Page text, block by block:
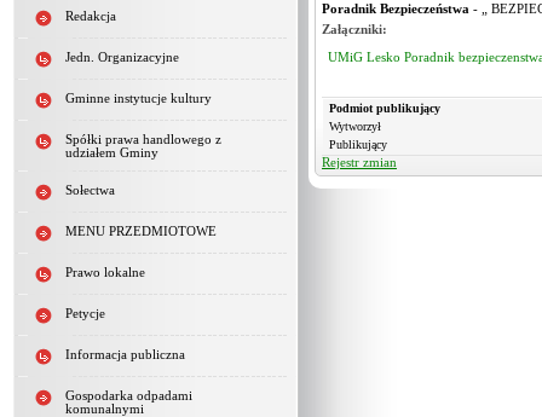
Redakcja
Jedn. Organizacyjne
Gminne instytucje kultury
Spółki prawa handlowego z
udziałem Gminy
Sołectwa
MENU PRZEDMIOTOWE
Prawo lokalne
Petycje
Informacja publiczna
Gospodarka odpadami
komunalnymi
Poradnik Bezpieczeństwa - „
Załączniki:
UMiG Lesko Poradnik
Podmiot publikujący
Wytworzył
Publikujący
Rejestr zmian